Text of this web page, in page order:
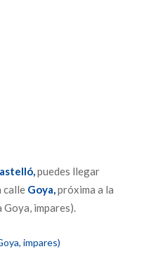
puedes llegar
calle Goya,próxima a la
Goya, impares).
impares)